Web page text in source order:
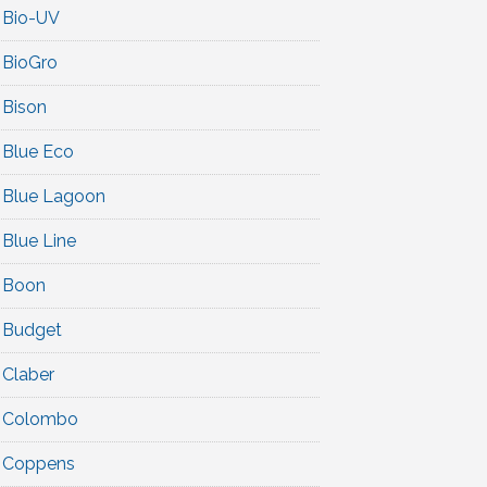
Bio-UV
BioGro
Bison
Blue Eco
Blue Lagoon
Blue Line
Boon
Budget
Claber
Colombo
Coppens